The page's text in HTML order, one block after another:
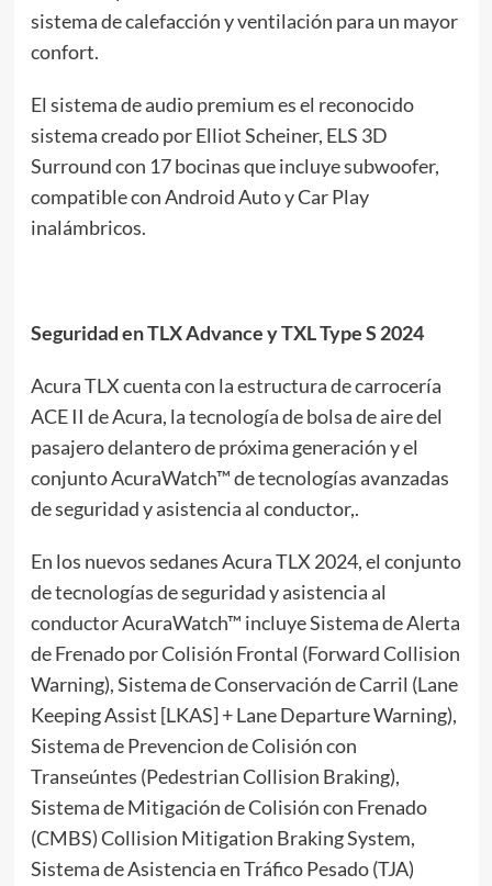
sistema de calefacción y ventilación para un mayor
confort.
El sistema de audio premium es el reconocido
sistema creado por Elliot Scheiner, ELS 3D
Surround con 17 bocinas que incluye subwoofer,
compatible con Android Auto y Car Play
inalámbricos.
Seguridad en TLX Advance y TXL Type S 2024
Acura TLX cuenta con la estructura de carrocería
ACE II de Acura, la tecnología de bolsa de aire del
pasajero delantero de próxima generación y el
conjunto AcuraWatch™ de tecnologías avanzadas
de seguridad y asistencia al conductor,.
En los nuevos sedanes Acura TLX 2024, el conjunto
de tecnologías de seguridad y asistencia al
conductor AcuraWatch™ incluye Sistema de Alerta
de Frenado por Colisión Frontal (Forward Collision
Warning), Sistema de Conservación de Carril (Lane
Keeping Assist [LKAS] + Lane Departure Warning),
Sistema de Prevencion de Colisión con
Transeúntes (Pedestrian Collision Braking),
Sistema de Mitigación de Colisión con Frenado
(CMBS) Collision Mitigation Braking System,
Sistema de Asistencia en Tráfico Pesado (TJA)